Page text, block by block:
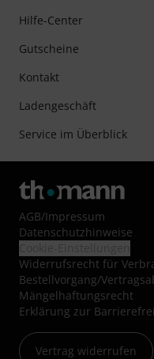
Hilfe-Center
Gutscheine
Kontakt
Ladengeschäft
Service im Überblick
AGB/Impressum
Datenschutzhinweise
Widerrufsrecht für
Bestellvorgang/
Mängelhaftungsrecht
Erklärung zur
Vertrag widerrufen